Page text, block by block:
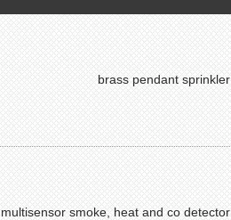
brass pendant sprinkler
multisensor smoke, heat and co detector